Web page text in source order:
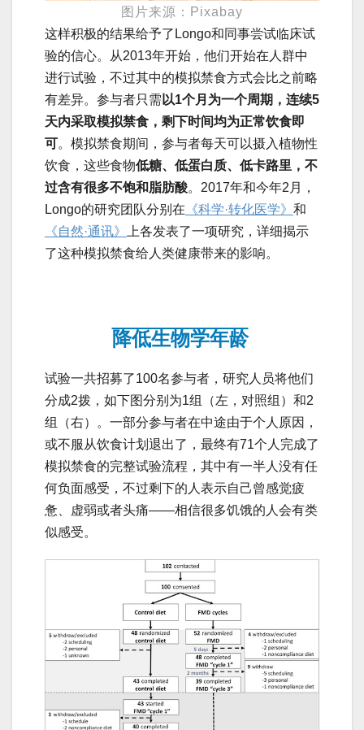
图片来源：Pixabay
这样积极的结果给予了Longo和同事尝试临床试
验的信心。从2013年开始，他们开始在人群中
进行试验，不过其中的模拟禁食方式会比之前略
有差异。参与者只需 以1个月为一个周期，连续5
天内采取模拟禁食，剩下时间均为正常饮食即
可。模拟禁食期间，参与者每天可以摄入植物性
饮食，这些食物低糖、低蛋白质、低卡路里，不
过含有很多不饱和脂肪酸。2017年和今年2月，
Longo的研究团队分别在 《科学·转化医学》 和
《自然·通讯》
上各发表了一项研究，详细揭示
了这种模拟禁食给人类健康带来的影响。
降低生物学年龄
试验一共招募了100名参与者，研究人员将他们
分成2拨，如下图分别为1组（左，对照组）和2
组（右）。一部分参与者在中途由于个人原因，
或不服从饮食计划退出了，最终有71个人完成了
模拟禁食的完整试验流程，其中有一半人没有任
何负面感受，不过剩下的人表示自己曾感觉疲
惫、虚弱或者头痛——相信很多饥饿的人会有类
似感受。